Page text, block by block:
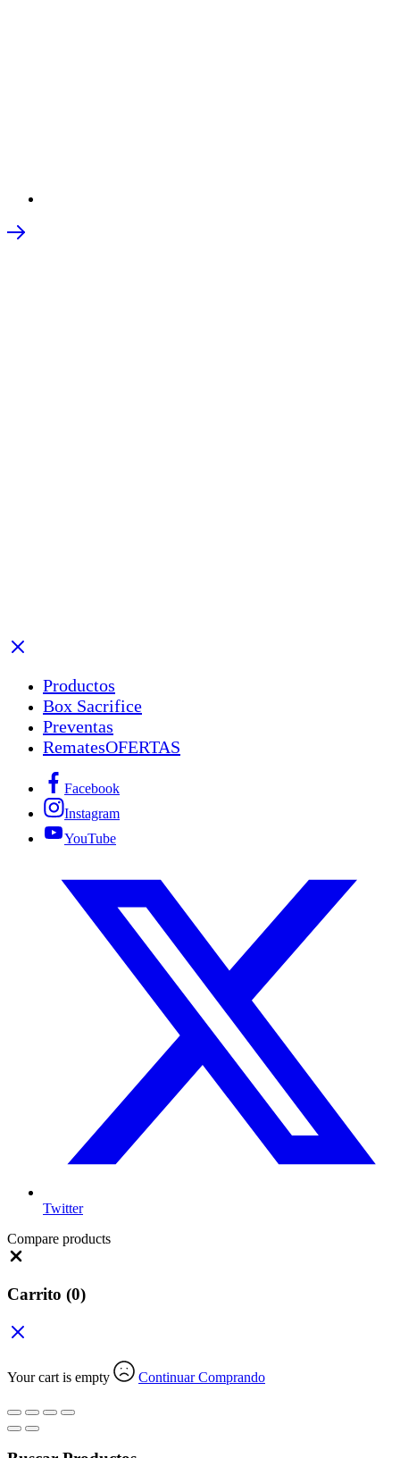
Productos
Box Sacrifice
Preventas
RematesOFERTAS
Facebook
Instagram
YouTube
Twitter
Compare products
Carrito (0)
Your cart is empty Continuar Comprando